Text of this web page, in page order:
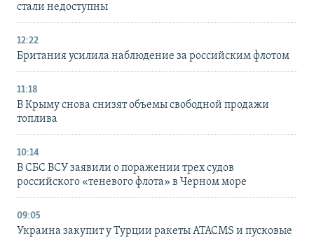
стали недоступны
12:22
Британия усилила наблюдение за российским флотом
11:18
В Крыму снова снизят объемы свободной продажи
топлива
10:14
В СБС ВСУ заявили о поражении трех судов
российского «теневого флота» в Черном море
09:05
Украина закупит у Турции ракеты ATACMS и пусковые